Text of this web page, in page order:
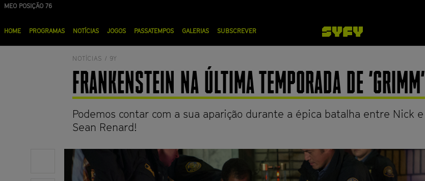
Passar
MEO POSIÇÃO 76
NOS POSIÇÃO 90
principal
HOME PROGRAMAS NOTÍCIAS JOGOS PASSATEMPOS GALERIAS SUBSCREVER
NOTÍCIAS / 9Y
FRANKENSTEIN NA ÚLTIMA TEMPORADA DE 'GRIMM'
Podemos contar com a sua aparição durante a épica batalha entre Nick e
Sean Renard!